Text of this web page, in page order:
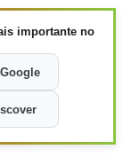
importante no